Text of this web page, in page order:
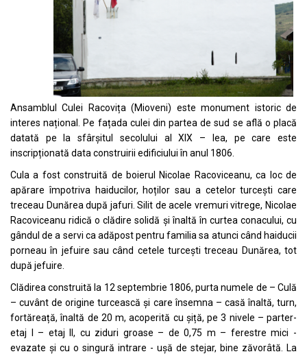
Ansamblul Culei Racovița (Mioveni) este monument istoric de
interes național.
Pe fațada culei din partea de sud se află o placă
datată pe la sfârșitul secolului al XIX – lea, pe care este
inscripționată data construirii edificiului în anul 1806.
Cula a fost construită de boierul Nicolae Racoviceanu, ca loc de
apărare împotriva haiducilor, hoților sau a cetelor turcești care
treceau Dunărea după jafuri.Silit de acele vremuri vitrege, Nicolae
Racoviceanu ridică o clădire solidă și înaltă în curtea conacului, cu
gândul de a servi ca adăpost pentru familia sa atunci când haiducii
porneau în jefuire sau când cetele turcești treceau Dunărea, tot
după jefuire.
Clădirea construită la 12 septembrie 1806, purta numele de – Culă
– cuvânt de origine turcească și care însemna – casă înaltă, turn,
fortăreață, înaltă de 20 m, acoperită cu șiță, pe 3 nivele – parter-
etaj I – etaj II, cu ziduri groase – de 0,75 m – ferestre mici -
evazate și cu o singură intrare - ușă de stejar, bine zăvorâtă. La